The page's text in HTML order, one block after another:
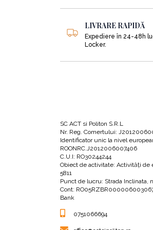
• Cum să folosești un
Câteva vești triste în
„Se pare că în doar
Numeroase studii,
hrana. Poate
În continuarea cărții,
PRIMĂVARA:
Din această secțiune veți
• Totalitatea lucrărilor
• De ce unelte și
• Cum să vă procurați
LIVRARE RAPIDĂ
Expediere în 24-48h
Locker.
SC ACT si Politon S.R.L
Nr. Reg. Comertului:
Identificator unic la nivel
ROONRC.J2012006007406
C.U.I: RO30244244
Obiect de activitate: Activităţi de
5811
Punct de lucru: Strada Inclinata,
Cont:
Bank
0751066694